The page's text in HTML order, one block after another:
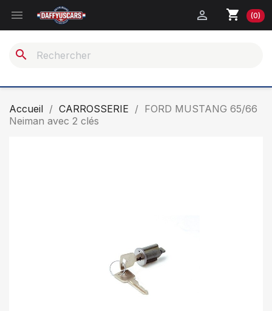
 shopping_cart (0)

search
Accueil CARROSSERIE
FORD MUSTANG 65/66
Neiman avec 2 clés